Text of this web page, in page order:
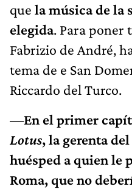
que la música de la
elegida. Para poner
Fabrizio de André,
tema de e San
Riccardo del Turco.
—En el primer
Lotus, la gerenta
huésped a quien le
Roma, que no